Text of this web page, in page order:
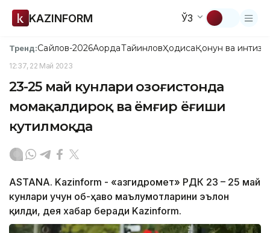
KAZINFORM ЎЗ
Тренд:Сайлов-2026АқордаТайинловҲодисаҚонун ва
12:37, 22 Май 2023
23-25 ​​май кунлари Қозоғистонда
момақалдироқ ва ёмғир ёғиши
кутилмоқда
ASTANA. Kazinform - «Қазгидромет» РДК 23 – 25 май
кунлари учун об-ҳаво маълумотларини эълон
қилди, дея хабар беради Kazinform.